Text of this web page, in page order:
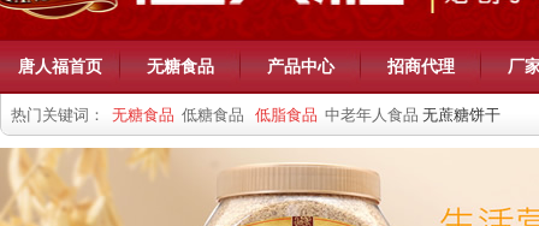
唐人福首页 无糖食品 产品中心 招商代理 厂
热门关键词： 无糖食品 低糖食品 低脂食品 中老年人食品 无蔗糖饼干